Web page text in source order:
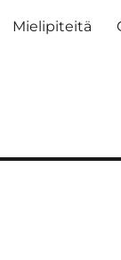
Mielipiteitä